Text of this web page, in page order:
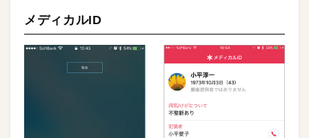
メディカルID